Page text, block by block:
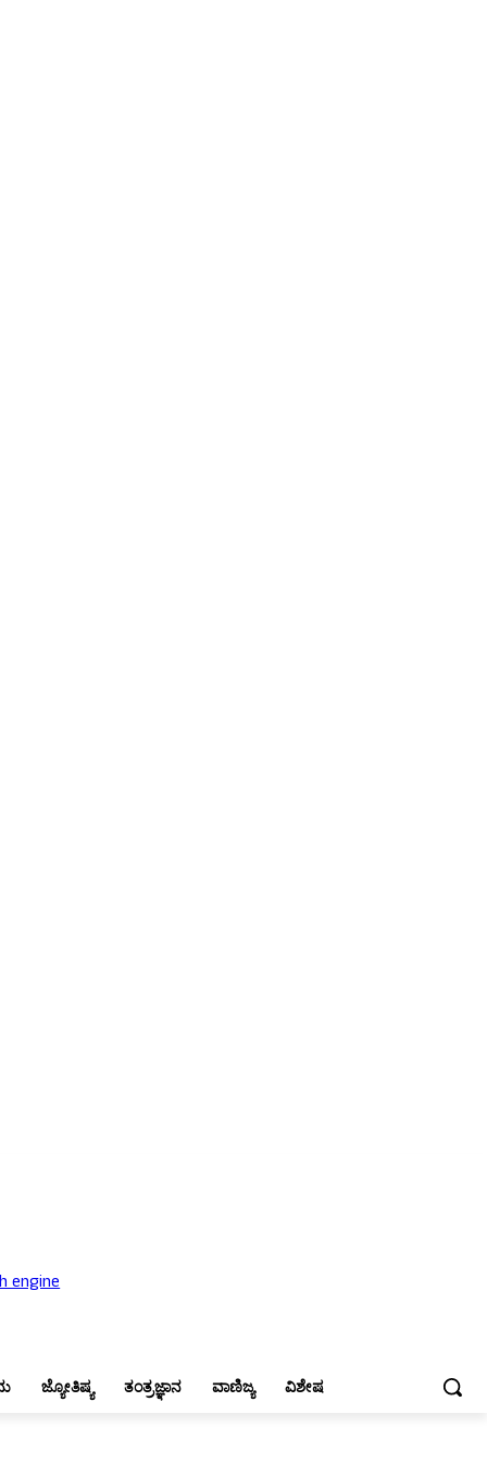
ಜ್ಯೋತಿಷ್ಯ ತಂತ್ರಜ್ಞಾನ ವಾಣಿಜ್ಯ ವಿಶೇಷ